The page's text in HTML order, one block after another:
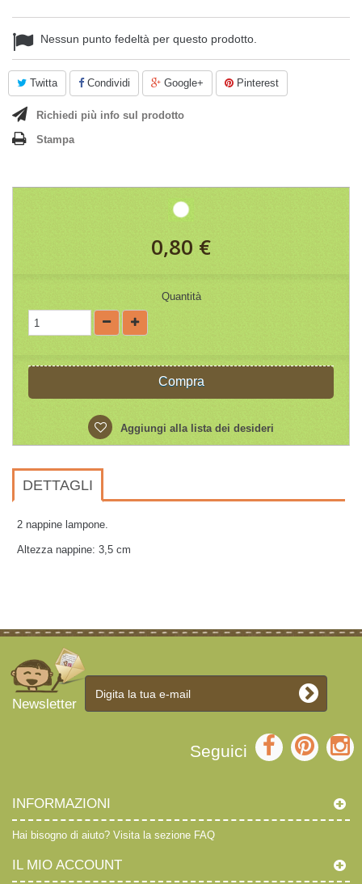
Nessun punto fedeltà per questo prodotto.
Twitta Condividi Google+ Pinterest
Richiedi più info sul prodotto
Stampa
0,80 €
Quantità
Compra
Aggiungi alla lista dei desideri
DETTAGLI
2 nappine lampone.
Altezza nappine: 3,5 cm
Newsletter
Seguici
INFORMAZIONI
Hai bisogno di aiuto? Visita la sezione FAQ
IL MIO ACCOUNT